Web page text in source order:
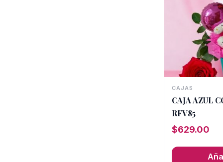
CAJAS
CAJA AZUL
RFV85
$629.00